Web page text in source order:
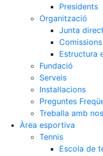
Presidents
Organització
Junta
Estructura
Fundació
Serveis
Instal·lacions
Preguntes
Treballa amb
Àrea esportiva
Tennis
Escola de